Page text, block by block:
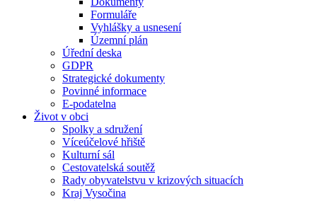
Formuláře
Vyhlášky a usnesení
Územní plán
Úřední deska
GDPR
Strategické dokumenty
Povinné informace
E-podatelna
Život v obci
Spolky a sdružení
Víceúčelové hřiště
Kulturní sál
Cestovatelská soutěž
Rady obyvatelstvu v krizových situacích
Kraj Vysočina